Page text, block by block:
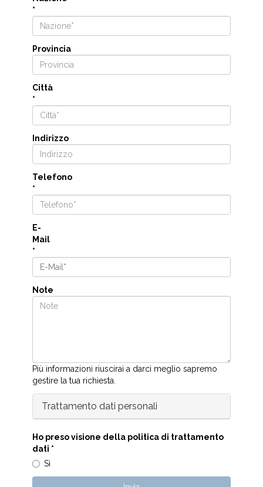
*
Provincia
Città
*
Indirizzo
Telefono
*
E-
Mail
*
Note
Più informazioni riuscirai a darci meglio sapremo
gestire la tua richiesta.
Trattamento dati personali
Ho preso visione della politica di trattamento
dati *
Sì